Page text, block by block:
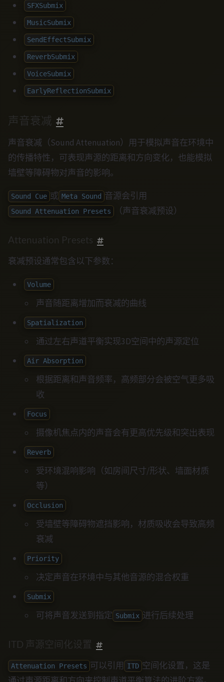
SFXSubmix
MusicSubmix
SendEffectSubmix
ReverbSubmix
VoiceSubmix
EarlyReflectionSubmix
声音衰减
声音衰减（Sound Attenuation）用于模拟声音在环境中
的传播特性，可表现声源的距离和方向变化，也能模拟
墙壁等障碍物对声音的影响。
Sound Cue 或 Meta Sound 音源会引用
Sound Attenuation Presets （声音衰减预设）
Attenuation Presets
衰减预设通常包含以下参数：
Volume
声音随距离增加而衰减的曲线
Spatialization
通过左右声道平衡实现3D空间中的声源定位
Air Absorption
根据距离和声音频率，高频部分会被空气更多吸
收
Focus
摄像机焦点内的声音会有更高优先级和突出表现
Reverb
受环境混响影响（如房间尺寸/形状、墙面材质
等）
Occlusion
受墙壁等障碍物遮挡影响，材质吸收会导致高频
衰减
Priority
决定声音在环境中与其他音源的混合权重
Submix
可将声音发送到指定 Submix 进行后续处理
ITD 声源空间化设置
Attenuation Presets 可以引用 ITD 空间化设置，这是